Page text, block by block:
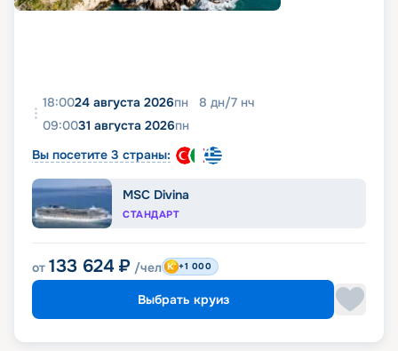
18:0024 августа 2026пн 8 дн/7 нч
09:0031 августа 2026пн
Вы посетите 3 страны:
MSC Divina
СТАНДАРТ
от 133 624 ₽ /чел +1 000
Выбрать круиз